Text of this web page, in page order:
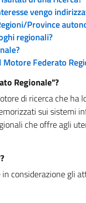
vengo
Province
regionali?
Federato
Regionale"?
di ricerca che
sui sistemi
che offre agli
considerazione gli